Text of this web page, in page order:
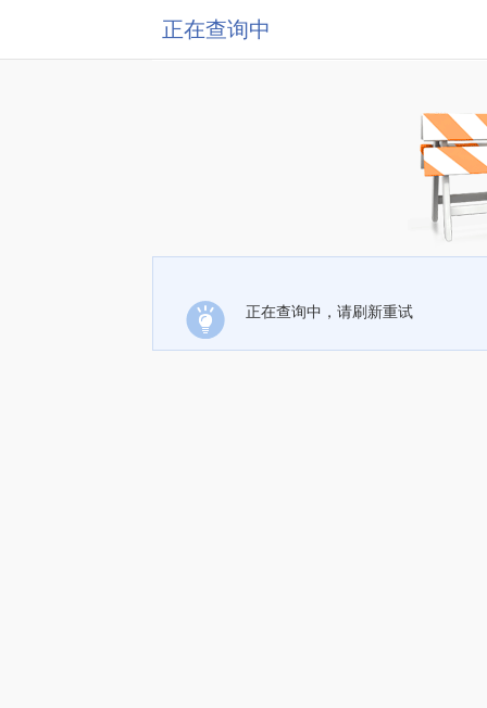
正在查询中
正在查询中，请刷新重试